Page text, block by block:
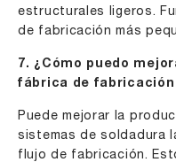
estructurales ligeros.
de fabricación más
7. ¿Cómo puedo
fábrica de fabricación
Puede mejorar la
sistemas de soldadura
flujo de fabricación.